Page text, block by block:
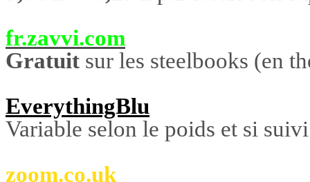
fr.zavvi.com
Gratuit sur les steelbooks (en
EverythingBlu
Variable selon le poids et si
zoom.co.uk